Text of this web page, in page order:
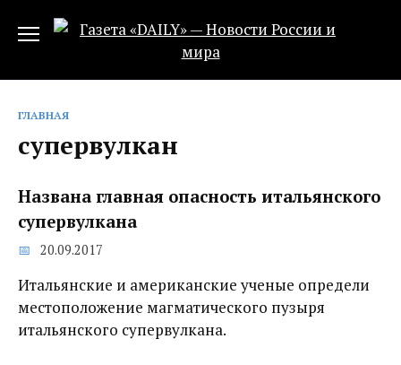
ГЛАВНАЯ
супервулкан
Названа главная опасность итальянского
супервулкана
20.09.2017
Итальянские и американские ученые определи
местоположение магматического пузыря
итальянского супервулкана.